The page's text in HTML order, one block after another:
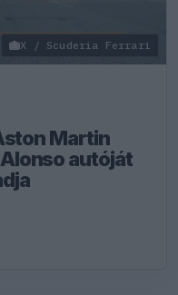
X / Scuderia Ferrari
Martin
autóját